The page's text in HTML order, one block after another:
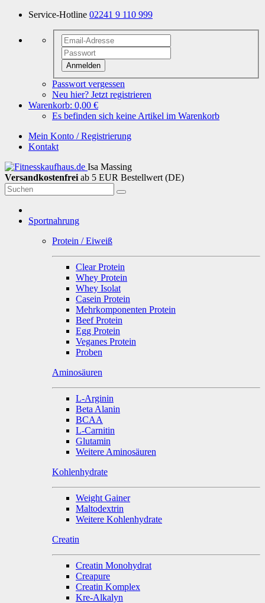
Service-Hotline 02241 9 110 999
Anmelden
Passwort vergessen
Neu hier? Jetzt registrieren
Warenkorb: 0,00 €
Es befinden sich keine Artikel im Warenkorb
Mein Konto / Registrierung
Kontakt
Isa Massing
Versandkostenfrei ab 5 EUR Bestellwert (DE)
Sportnahrung
Protein / Eiweiß
Clear Protein
Whey Protein
Whey Isolat
Casein Protein
Mehrkomponenten Protein
Beef Protein
Egg Protein
Veganes Protein
Proben
Aminosäuren
L-Arginin
Beta Alanin
BCAA
L-Carnitin
Glutamin
Weitere Aminosäuren
Kohlenhydrate
Weight Gainer
Maltodextrin
Weitere Kohlenhydrate
Creatin
Creatin Monohydrat
Creapure
Creatin Komplex
Kre-Alkalyn